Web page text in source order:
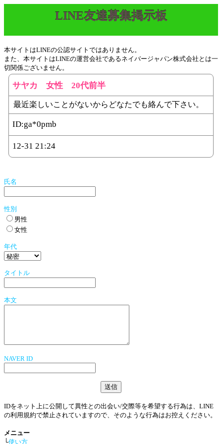
LINE友達募集掲示板
本サイトはLINEの公認サイトではありません。
また、本サイトはLINEの運営会社であるネイバージャパン株式会社とは一
切関係ございません。
サヤカ 女性 20代前半
最近楽しいことがないからどなたでも絡んで下さい。
ID:ga*0pmb
12-31 21:24
氏名
性別
男性
女性
年代
タイトル
本文
NAVER ID
IDをネット上に公開して異性との出会い/交際等を希望する行為は、LINE
の利用規約で禁止されていますので、そのような行為はお控えください。
メニュー
└使い方